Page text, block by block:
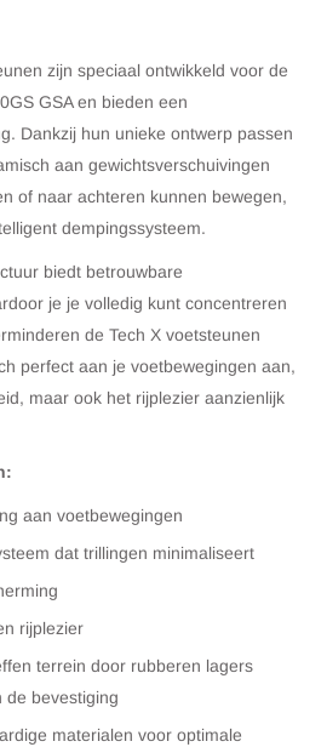
zijn speciaal ontwikkeld voor de
GSA en bieden een
Dankzij hun unieke ontwerp passen
aan gewichtsverschuivingen
of naar achteren kunnen bewegen,
dempingssysteem.
biedt betrouwbare
je je volledig kunt concentreren
de Tech X voetsteunen
perfect aan je voetbewegingen aan,
maar ook het rijplezier aanzienlijk
aan voetbewegingen
dat trillingen minimaliseert
rijplezier
terrein door rubberen lagers
de bevestiging
materialen voor optimale